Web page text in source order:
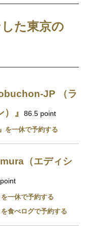
た東京の
JP （ラ
』
86.5 point
を一休で予約する
（エディシ
一休で予約する
食べログで予約する